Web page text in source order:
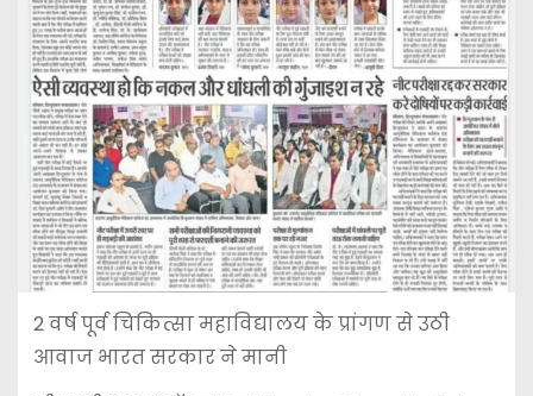
2 वर्ष पूर्व चिकित्सा महाविद्यालय के प्रांगण से उठी
आवाज भारत सरकार ने मानी